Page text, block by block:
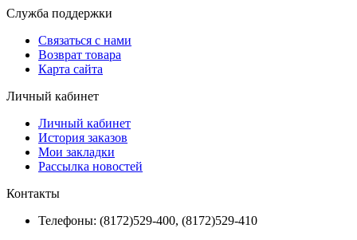
Служба поддержки
Связаться с нами
Возврат товара
Карта сайта
Личный кабинет
Личный кабинет
История заказов
Мои закладки
Рассылка новостей
Контакты
Телефоны: (8172)529-400, (8172)529-410